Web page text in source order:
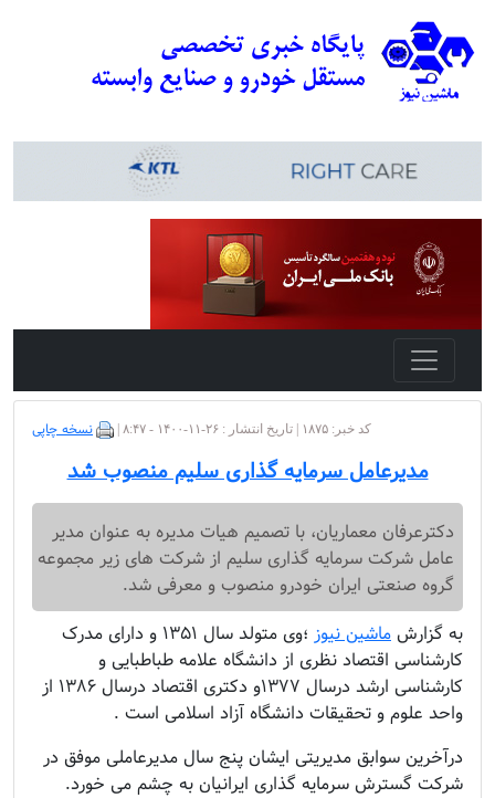
کد خبر: ۱۸۷۵ | تاریخ انتشار : ۲۶-۱۱-۱۴۰۰ - ۸:۴۷ | نسخه چاپی
مدیرعامل سرمایه گذاری سلیم منصوب شد
دکترعرفان معماریان، با تصمیم هیات مدیره به عنوان مدیر
عامل شرکت سرمایه گذاری سلیم از شرکت های زیر مجموعه
گروه صنعتی ایران خودرو منصوب و معرفی شد.
به گزارشماشین نیوز ؛
وی متولد سال ۱۳۵۱ و دارای مدرک
کارشناسی اقتصاد نظری از دانشگاه علامه طباطبایی و
کارشناسی ارشد درسال ۱۳۷۷و دکتری اقتصاد درسال ۱۳۸۶ از
واحد علوم و تحقیقات دانشگاه آزاد اسلامی است .
درآخرین سوابق مدیریتی ایشان پنج سال مدیرعاملی موفق در
شرکت گسترش سرمایه گذاری ایرانیان به چشم می خورد.